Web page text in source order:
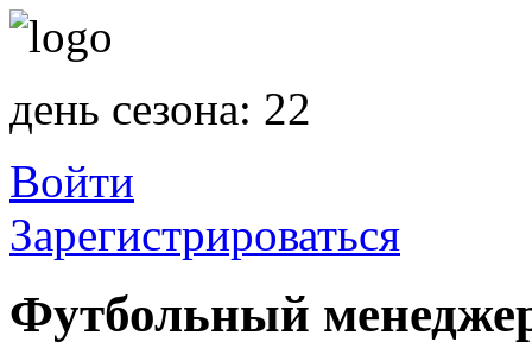
день сезона: 22
Войти
Зарегистрироваться
Футбольный